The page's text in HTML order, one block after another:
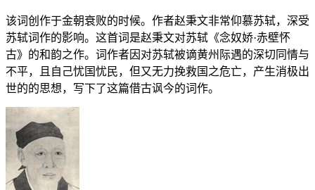
该词创作于金朝衰败的时候。作者赵秉文非常仰慕苏轼，深受
苏轼词作的影响。这首词是赵秉文对苏轼《念奴娇·赤壁怀
古》的和韵之作。词作者因对苏轼被谪黄州际遇的深切同情与
不平，且自己忧国忧民，但又无力挽救国之危亡，产生消极出
世的的思想，写下了这篇借古讽今的词作。